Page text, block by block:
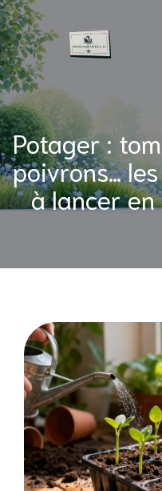
Potager :
poivrons…
à lancer